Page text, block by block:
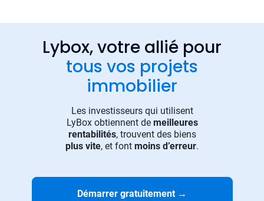
Lybox, votre allié pour
tous vos projets
immobilier
Les investisseurs qui utilisent
LyBox obtiennent de meilleures
rentabilités, trouvent des biens
plus vite, et font moins d’erreur.
Démarrer gratuitement →